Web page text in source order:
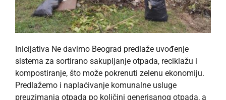
Inicijativa Ne davimo Beograd predlaže uvođenje
sistema za sortirano sakupljanje otpada, reciklažu i
kompostiranje, što može pokrenuti zelenu ekonomiju.
Predlažemo i naplaćivanje komunalne usluge
preuzimanja otpada po količini generisanog otpada, a